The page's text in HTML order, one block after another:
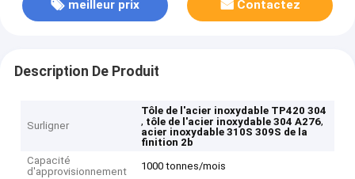
meilleur prix Contactez
Description De Produit
Surligner
Tôle de l'acier inoxydable TP420 304
, tôle de l'acier inoxydable 304 A276,
acier inoxydable 310S 309S de la
finition 2b
Capacité
d'approvisionnement
1000 tonnes/mois